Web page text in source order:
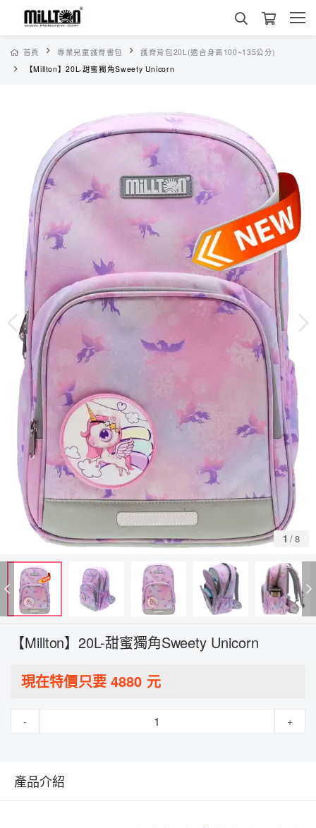
首頁 專業兒童護脊書包
護脊背包20L(適合身高100~135公分)
【Millton】20L-甜蜜獨角Sweety Unicorn
1 /8
【Millton】20L-甜蜜獨角Sweety Unicorn
現在特價只要 4880 元
- +
產品介紹